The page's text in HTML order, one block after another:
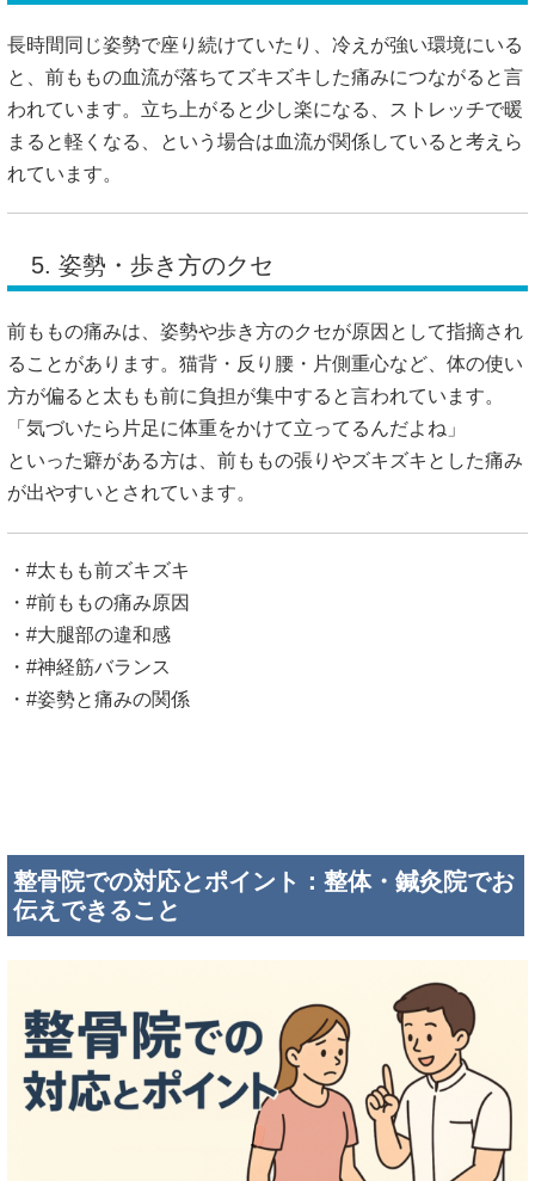
長時間同じ姿勢で座り続けていたり、冷えが強い環境にいる
と、前ももの血流が落ちてズキズキした痛みにつながると言
われています。立ち上がると少し楽になる、ストレッチで暖
まると軽くなる、という場合は血流が関係していると考えら
れています。
5. 姿勢・歩き方のクセ
前ももの痛みは、姿勢や歩き方のクセが原因として指摘され
ることがあります。猫背・反り腰・片側重心など、体の使い
方が偏ると太もも前に負担が集中すると言われています。
「気づいたら片足に体重をかけて立ってるんだよね」
といった癖がある方は、前ももの張りやズキズキとした痛み
が出やすいとされています。
・#太もも前ズキズキ
・#前ももの痛み原因
・#大腿部の違和感
・#神経筋バランス
・#姿勢と痛みの関係
整骨院での対応とポイント：整体・鍼灸院でお
伝えできること